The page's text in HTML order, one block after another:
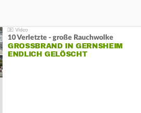
10 Verletzte - große Rauchwolke
GROSSBRAND IN GERNSHEIM E
NDLICH GELÖSCHT